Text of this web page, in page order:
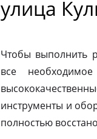
улица
Чтобы выполнить
все
инструменты и
полностью